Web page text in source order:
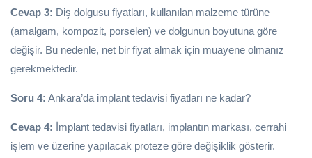
Cevap 3: Diş dolgusu fiyatları, kullanılan malzeme türüne
(amalgam, kompozit, porselen) ve dolgunun boyutuna göre
değişir. Bu nedenle, net bir fiyat almak için muayene olmanız
gerekmektedir.
Soru 4: Ankara’da implant tedavisi fiyatları ne kadar?
Cevap 4: İmplant tedavisi fiyatları, implantın markası, cerrahi
işlem ve üzerine yapılacak proteze göre değişiklik gösterir.